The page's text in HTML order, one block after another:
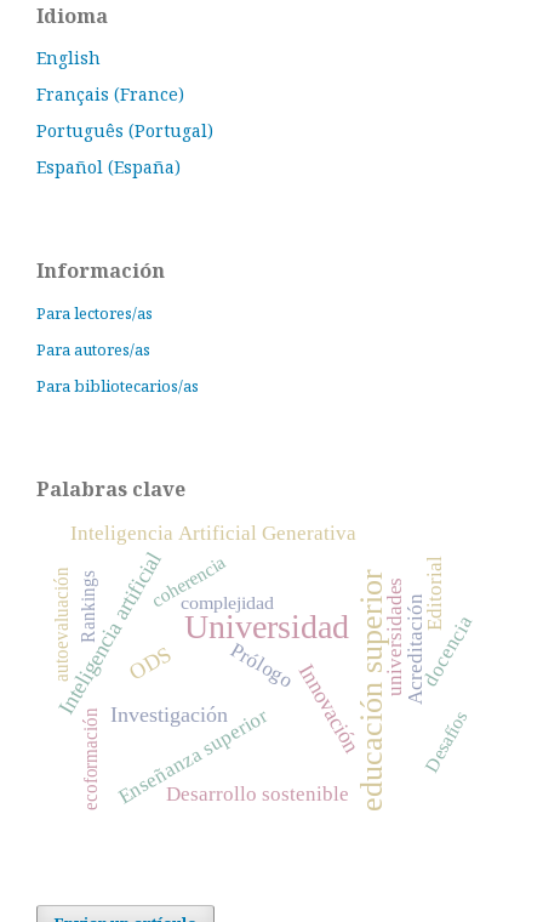
Idioma
English
Français (France)
Português (Portugal)
Español (España)
Información
Para lectores/as
Para autores/as
Para bibliotecarios/as
Palabras clave
Universidadeducación superior
Investigación
Inteligencia artificial Innovación
ODS Prólogo
Enseñanza superior
universidades
Inteligencia Artificial Generativa
Acreditacióndocencia
Desarrollo sostenible
Editorial
complejidad
coherencia
ecoformación
autoevaluaciónRankings
Desafíos